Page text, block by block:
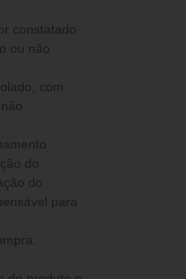
constatado
ou não
com
do
do
para